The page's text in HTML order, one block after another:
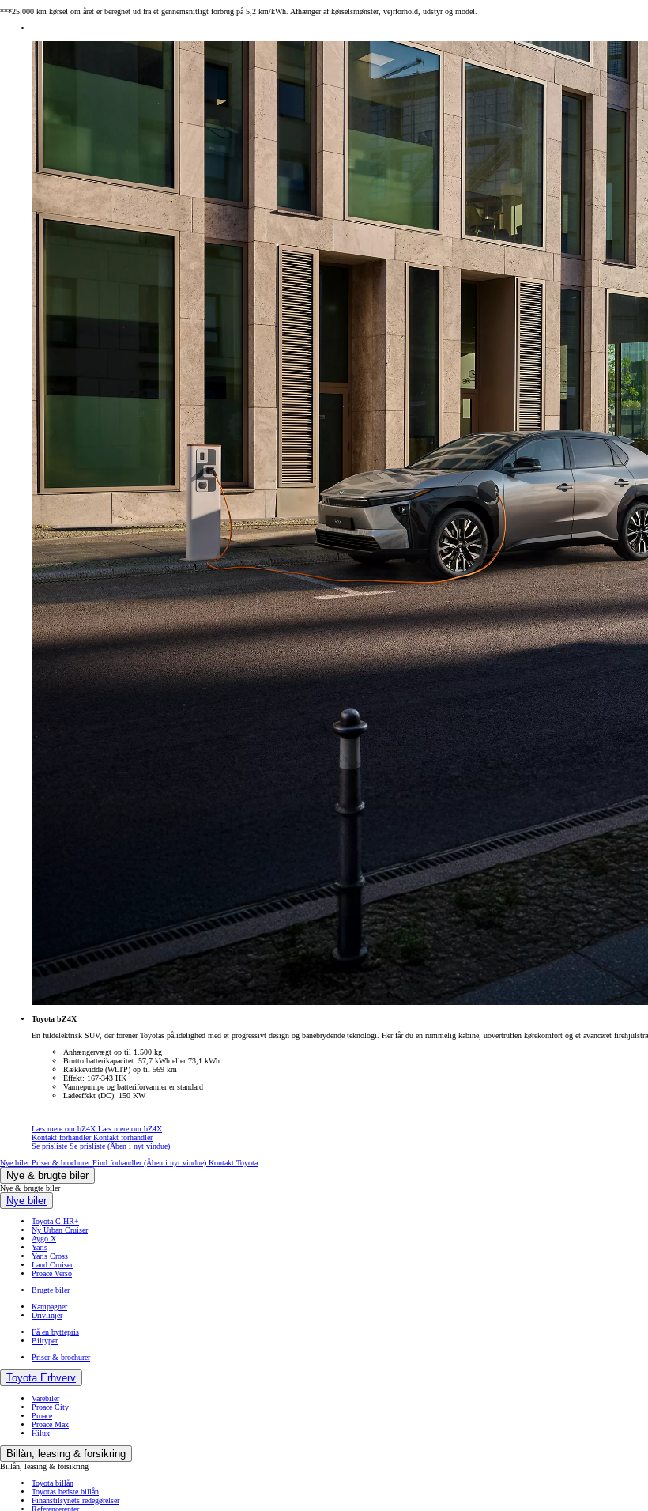
Fra kr. 349.990
HYBRID
Den nye Yaris Cross
Kommer snart
***25.000 km kørsel om året er beregnet ud fra et gennemsnitligt forbrug på 5,2 km/kWh. Afhænger af kørselsmønster, vejrforhold, udstyr og model.
Toyota bZ4X
En fuldelektrisk SUV, der forener Toyotas pålidelighed med et progressivt design og banebrydende teknologi. Her får du en rummelig kabine, uovertruffen kørekomfort og et avanceret
Anhængervægt op til 1.500 kg
Brutto batterikapacitet: 57,7 kWh eller 73,1 kWh
Rækkevidde (WLTP) op til 569 km
Effekt: 167-343 HK
Varmepumpe og batteriforvarmer er standard
Ladeeffekt (DC): 150 KW
Læs mere om bZ4X Læs mere om bZ4X
Kontakt forhandlerKontakt forhandler
Se prisliste Se prisliste (Åben i nyt vindue)
Nye bilerPriser & brochurerFind forhandler(Åben i nyt vindue) Kontakt Toyota
Nye & brugte biler
Nye & brugte biler
Nye biler
Toyota C-HR+
Ny Urban Cruiser
Aygo X
Yaris
Yaris Cross
Land Cruiser
Proace Verso
Brugte biler
Kampagner
Drivlinjer
Få en byttepris
Biltyper
Priser & brochurer
Toyota Erhverv
Varebiler
Proace City
Proace
Proace Max
Hilux
Billån, leasing & forsikring
Billån, leasing & forsikring
Toyota billån
Toyotas bedste billån
Finanstilsynets redegørelser
Referencerenter